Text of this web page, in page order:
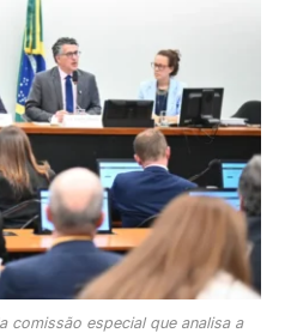
comissão especial que analisa a